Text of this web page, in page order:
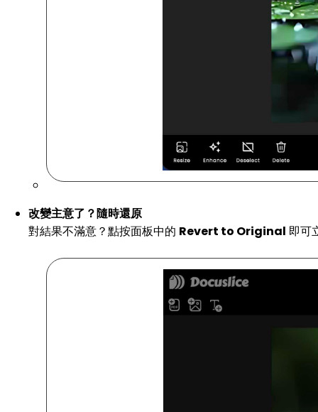
改變主意了？隨時還原
對結果不滿意？點按面板中的 Revert to Original 即可